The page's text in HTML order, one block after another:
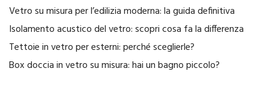
Vetro su misura per l’edilizia moderna: la guida definitiva
Isolamento acustico del vetro: scopri cosa fa la differenza
Tettoie in vetro per esterni: perché sceglierle?
Box doccia in vetro su misura: hai un bagno piccolo?